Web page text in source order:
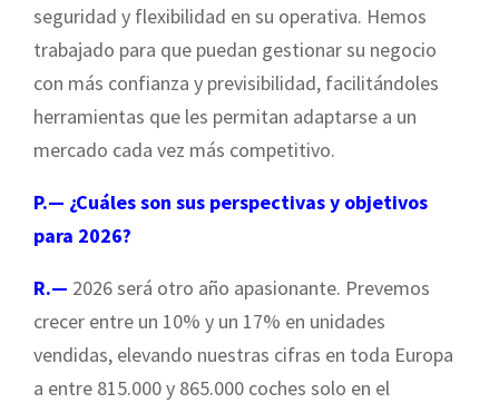
seguridad y flexibilidad en su operativa. Hemos
trabajado para que puedan gestionar su negocio
con más confianza y previsibilidad, facilitándoles
herramientas que les permitan adaptarse a un
mercado cada vez más competitivo.
P.— ¿Cuáles son sus perspectivas y objetivos
para 2026?
R.— 2026 será otro año apasionante. Prevemos
crecer entre un 10% y un 17% en unidades
vendidas, elevando nuestras cifras en toda Europa
a entre 815.000 y 865.000 coches solo en el